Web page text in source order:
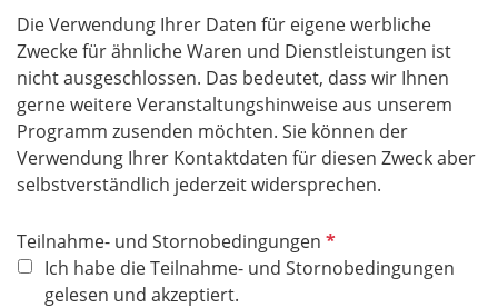
Die Verwendung Ihrer Daten für eigene werbliche
Zwecke für ähnliche Waren und Dienstleistungen ist
nicht ausgeschlossen. Das bedeutet, dass wir Ihnen
gerne weitere Veranstaltungshinweise aus unserem
Programm zusenden möchten. Sie können der
Verwendung Ihrer Kontaktdaten für diesen Zweck aber
selbstverständlich jederzeit widersprechen.
Teilnahme- und Stornobedingungen P
f
Ich habe die Teilnahme- und Stornobedingungen
gelesen und akzeptiert.